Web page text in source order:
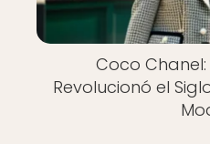
Coco
Revolucionó el